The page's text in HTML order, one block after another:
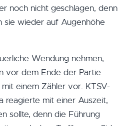
noch nicht geschlagen, denn
sie wieder auf Augenhöhe
Wendung nehmen,
vor dem Ende der Partie
einem Zähler vor. KTSV-
reagierte mit einer Auszeit,
sollte, denn die Führung